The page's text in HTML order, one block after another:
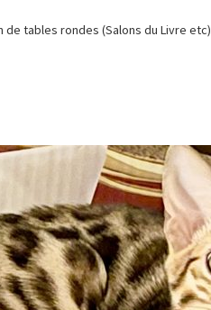
tables rondes (Salons du Livre etc)